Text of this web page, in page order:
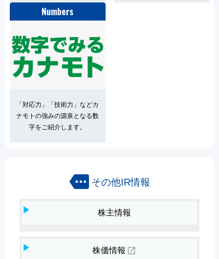
Numbers
「対応力」「技術力」などカ
ナモトの強みの源泉となる数
字をご紹介します。
more その他IR情報
株主情報
株価情報 open_in_new